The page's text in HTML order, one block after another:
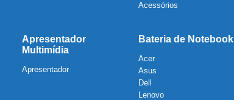
Acessórios
Apresentador
Multimídia
Apresentador
Bateria de Notebook
Acer
Asus
Dell
Lenovo